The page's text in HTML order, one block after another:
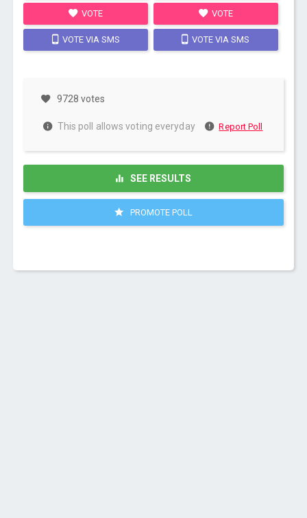
VOTE
VOTE VIA SMS
VOTE
VOTE VIA SMS
9728 votes
This poll allows voting everyday Report Poll
SEE RESULTS
PROMOTE POLL